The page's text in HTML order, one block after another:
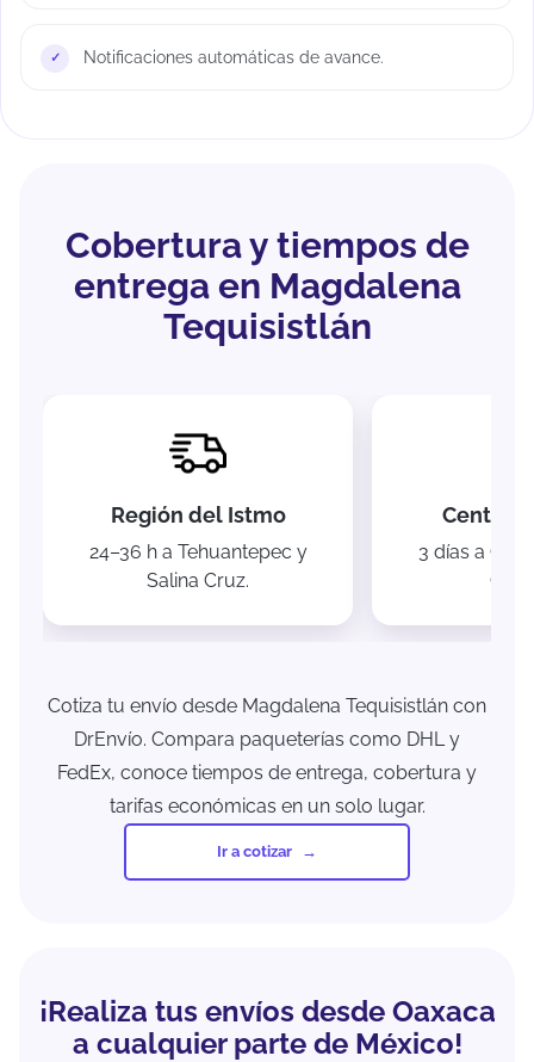
Notificaciones automáticas de avance.
Cobertura y tiempos de
entrega en Magdalena
Tequisistlán
Región del Istmo
24–36 h a Tehuantepec y
Salina Cruz.
Centro
3 días a
Cotiza tu envío desde Magdalena Tequisistlán con
DrEnvío. Compara paqueterías como DHL y
FedEx, conoce tiempos de entrega, cobertura y
tarifas económicas en un solo lugar.
Ir a cotizar
¡Realiza tus envíos desde Oaxaca
a cualquier parte de México!